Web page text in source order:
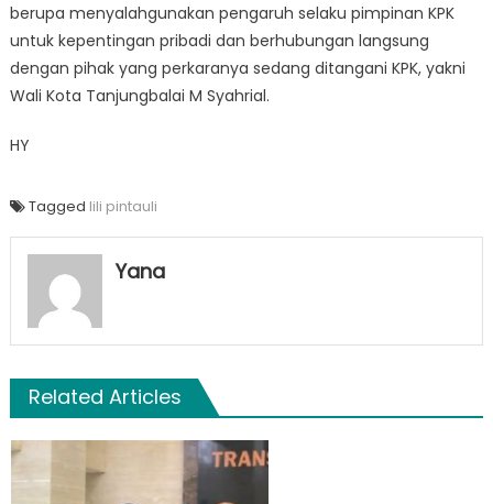
berupa menyalahgunakan pengaruh selaku pimpinan KPK
untuk kepentingan pribadi dan berhubungan langsung
dengan pihak yang perkaranya sedang ditangani KPK, yakni
Wali Kota Tanjungbalai M Syahrial.
HY
Tagged lili pintauli
Yana
Related Articles